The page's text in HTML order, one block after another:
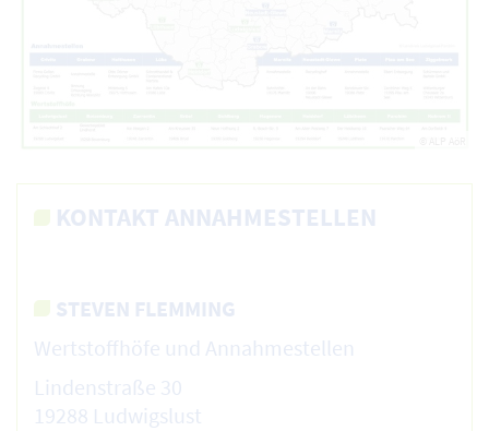
KONTAKT ANNAHMESTELLEN
STEVEN FLEMMING
Wertstoffhöfe und Annahmestellen
Lindenstraße 30
19288 Ludwigslust